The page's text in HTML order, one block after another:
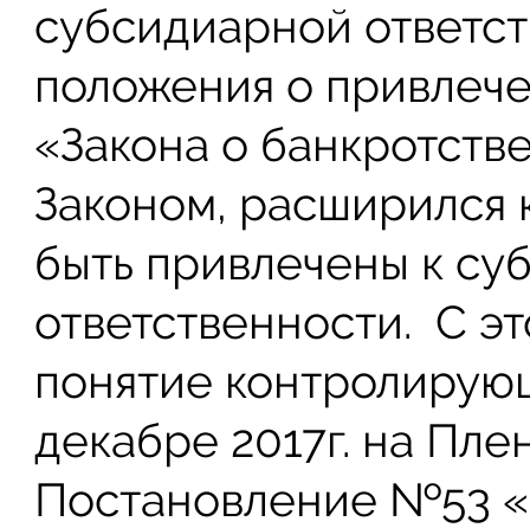
субсидиарной
положения о
«Закона о
Законом, расширился
быть привлечены к
ответственности. С
понятие
декабре 2017г. на
Постановление №53